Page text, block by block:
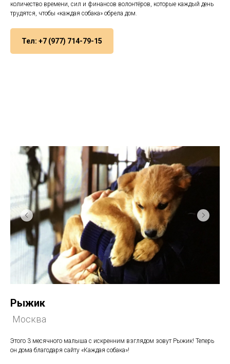
количество времени, сил и финансов волонтёров, которые каждый день
трудятся, чтобы «каждая собака» обрела дом.
Тел: +7 (977) 714-79-15
Рыжик
Москва
Этого 3 месячного малыша с искренним взглядом зовут Рыжик! Теперь
он дома благодаря сайту «Каждая собака»!